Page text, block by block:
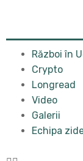
Război în
Crypto
Longread
Video
Galerii
Echipa